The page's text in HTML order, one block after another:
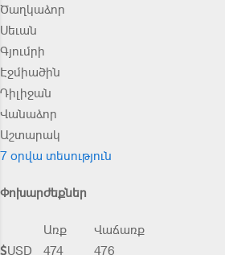
Ծաղկաձոր
Սեւան
Գյումրի
Էջմիածին
Դիլիջան
Վանաձոր
Աշտարակ
7 օրվա տեսություն
Փոխարժեքներ
Առք
Վաճառք
USD
474 476